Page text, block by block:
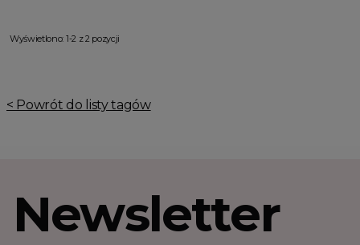
Wiosenne Uroczystości
Zimowe Uroczystości
Black Friday
Cyber Monday
Wyświetlono: 1-2 z 2 pozycji
< Powrót do listy tagów
Newsletter